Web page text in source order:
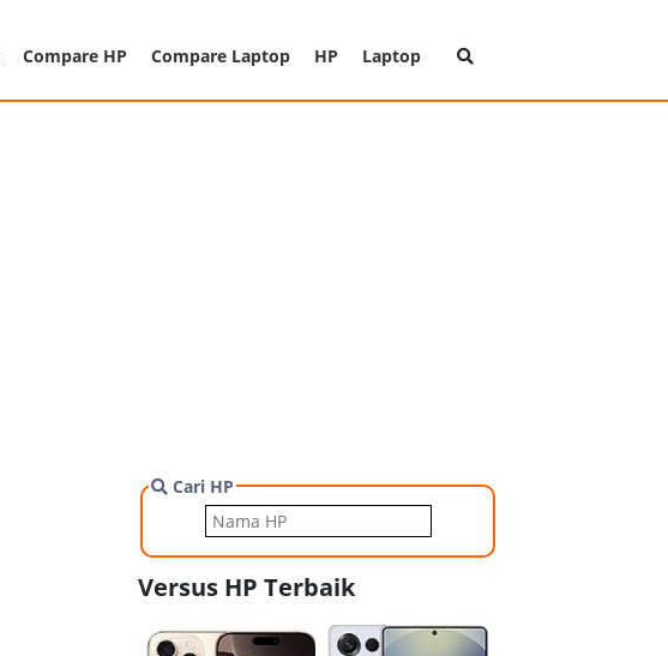
Compare HP Compare Laptop HP Laptop
Cari HP
Versus HP Terbaik